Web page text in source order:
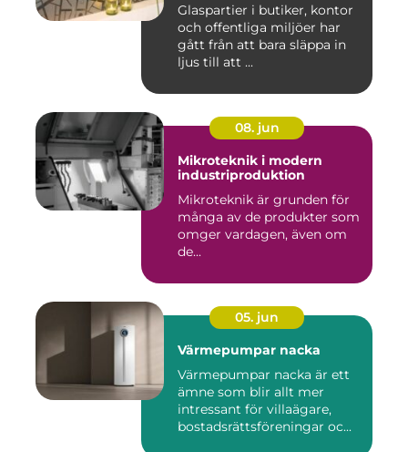
Glaspartier i butiker, kontor
och offentliga miljöer har
gått från att bara släppa in
ljus till att ...
08. jun
Mikroteknik i modern
industriproduktion
Mikroteknik är grunden för
många av de produkter som
omger vardagen, även om
de...
05. jun
Värmepumpar nacka
Värmepumpar nacka är ett
ämne som blir allt mer
intressant för villaägare,
bostadsrättsföreningar oc...